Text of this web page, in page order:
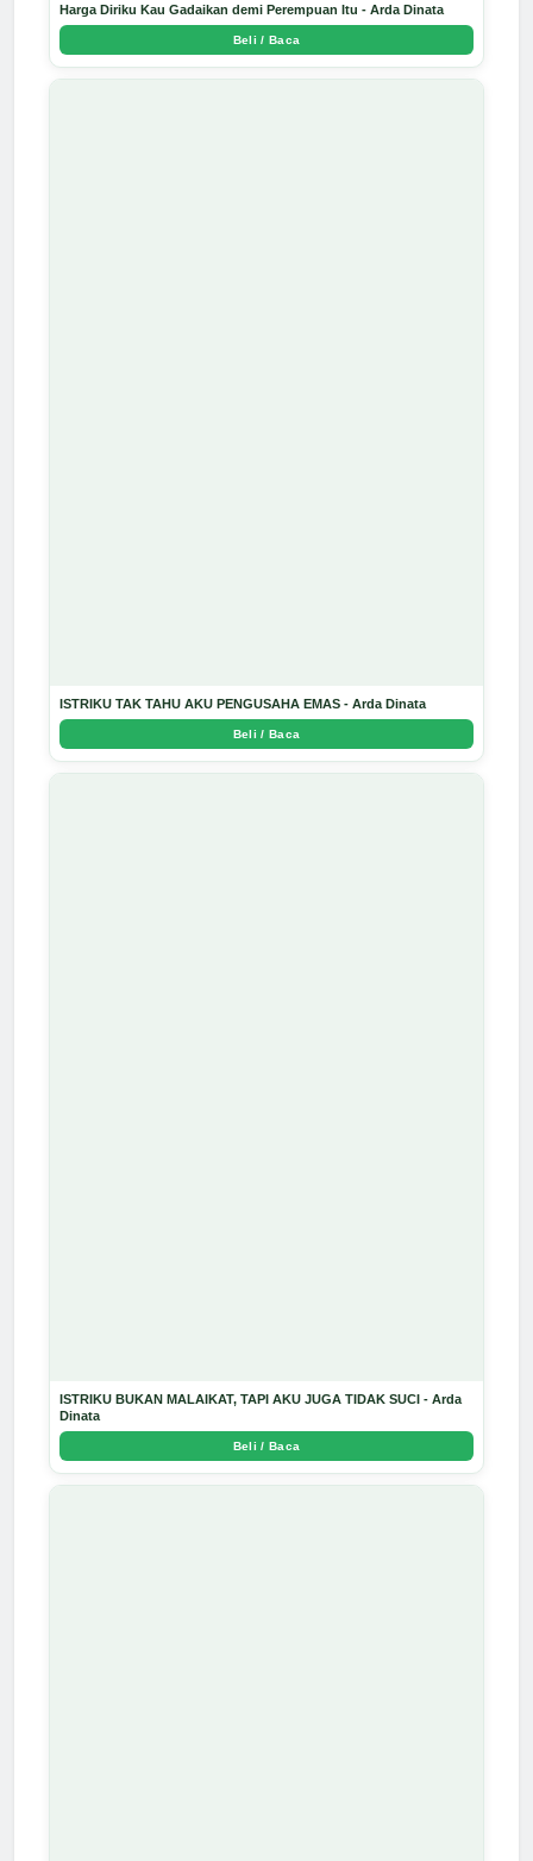
Harga Diriku Kau Gadaikan demi Perempuan Itu - Arda Dinata
Beli / Baca
ISTRIKU TAK TAHU AKU PENGUSAHA EMAS - Arda Dinata
Beli / Baca
ISTRIKU BUKAN MALAIKAT, TAPI AKU JUGA TIDAK SUCI - Arda
Dinata
Beli / Baca